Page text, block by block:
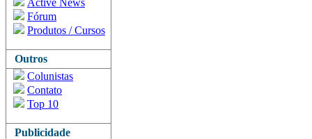
Active News
Fórum
Produtos / Cursos
Outros
Colunistas
Contato
Top 10
Publicidade